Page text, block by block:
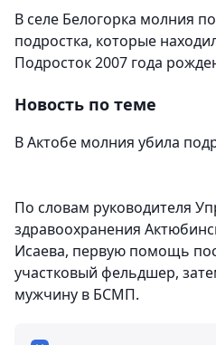
В селе Белогорка молния
подростка, которые
Подросток 2007 года
Новость по теме
В Актобе молния убила
По словам руководителя
здравоохранения
Исаева, первую помощь
участковый фельдшер,
мужчину в БСМП.